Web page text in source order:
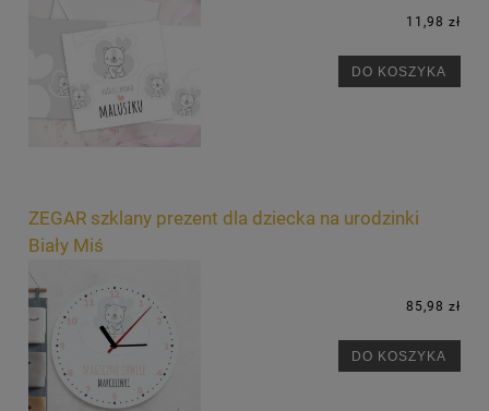
11,98 zł
DO KOSZYKA
ZEGAR szklany prezent dla dziecka na urodzinki
Biały Miś
85,98 zł
DO KOSZYKA